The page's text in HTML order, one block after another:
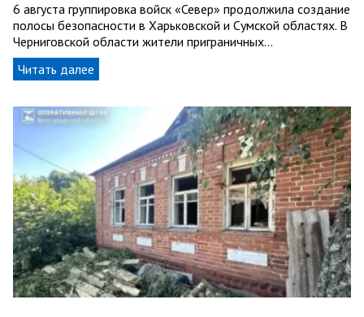
6 августа группировка войск «Север» продолжила создание
полосы безопасности в Харьковской и Сумской областях. В
Черниговской области жители приграничных…
Читать далее